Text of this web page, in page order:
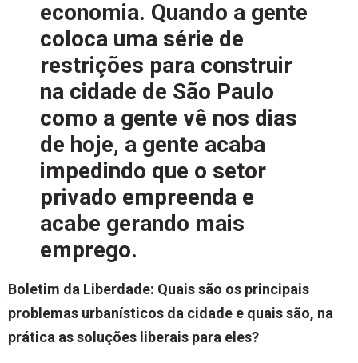
economia. Quando a gente
coloca uma série de
restrições para construir
na cidade de São Paulo
como a gente vê nos dias
de hoje, a gente acaba
impedindo que o setor
privado empreenda e
acabe gerando mais
emprego.
Boletim da Liberdade: Quais são os principais
problemas urbanísticos da cidade e quais são, na
prática as soluções liberais para eles?